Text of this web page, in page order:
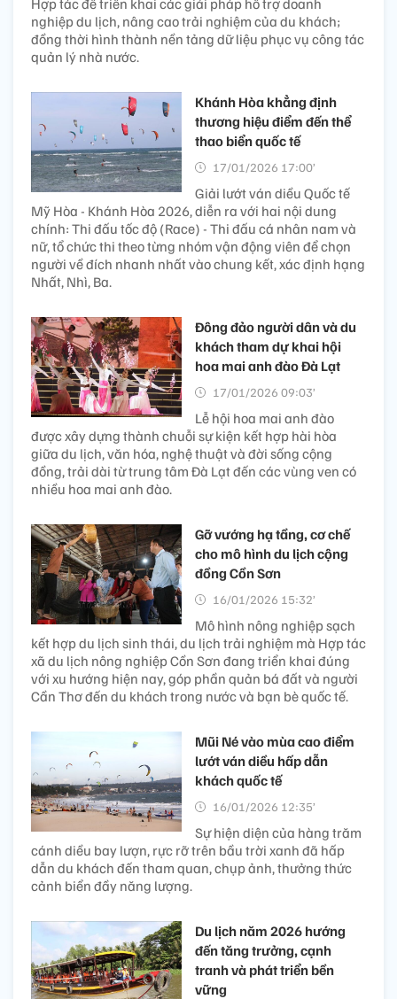
nghiệp du lịch, nâng cao trải nghiệm của du khách;
đồng thời hình thành nền tảng dữ liệu phục vụ công tác
quản lý nhà nước.
Khánh Hòa khẳng định
thương hiệu điểm đến thể
thao biển quốc tế
17/01/2026 17:00’
Giải lướt ván diều Quốc tế
Mỹ Hòa - Khánh Hòa 2026, diễn ra với hai nội dung
chính: Thi đấu tốc độ (Race) - Thi đấu cá nhân nam và
nữ, tổ chức thi theo từng nhóm vận động viên để chọn
người về đích nhanh nhất vào chung kết, xác định hạng
Nhất, Nhì, Ba.
Đông đảo người dân và du
khách tham dự khai hội
hoa mai anh đào Đà Lạt
17/01/2026 09:03’
Lễ hội hoa mai anh đào
được xây dựng thành chuỗi sự kiện kết hợp hài hòa
giữa du lịch, văn hóa, nghệ thuật và đời sống cộng
đồng, trải dài từ trung tâm Đà Lạt đến các vùng ven có
nhiều hoa mai anh đào.
Gỡ vướng hạ tầng, cơ chế
cho mô hình du lịch cộng
đồng Cồn Sơn
16/01/2026 15:32’
Mô hình nông nghiệp sạch
kết hợp du lịch sinh thái, du lịch trải nghiệm mà Hợp tác
xã du lịch nông nghiệp Cồn Sơn đang triển khai đúng
với xu hướng hiện nay, góp phần quản bá đất và người
Cần Thơ đến du khách trong nước và bạn bè quốc tế.
Mũi Né vào mùa cao điểm
lướt ván diều hấp dẫn
khách quốc tế
16/01/2026 12:35’
Sự hiện diện của hàng trăm
cánh diều bay lượn, rực rỡ trên bầu trời xanh đã hấp
dẫn du khách đến tham quan, chụp ảnh, thưởng thức
cảnh biển đầy năng lượng.
Du lịch năm 2026 hướng
đến tăng trưởng, cạnh
tranh và phát triển bền
vững